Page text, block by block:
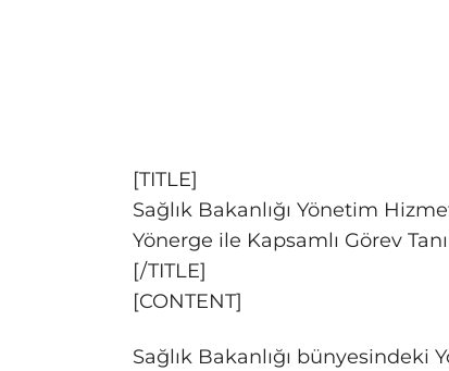
[TITLE]
Sağlık Bakanlığı Yönetim
Yönerge ile Kapsamlı Görev
[/TITLE]
[CONTENT]
Sağlık Bakanlığı bünyesindeki